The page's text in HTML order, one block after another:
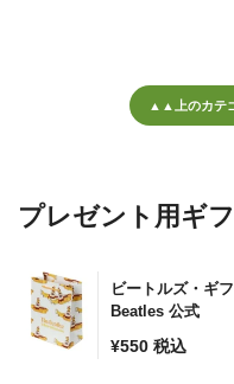
▲▲上のカテ
プレゼント用ギ
ビートルズ・ギ
Beatles 公式
通
¥550 税込